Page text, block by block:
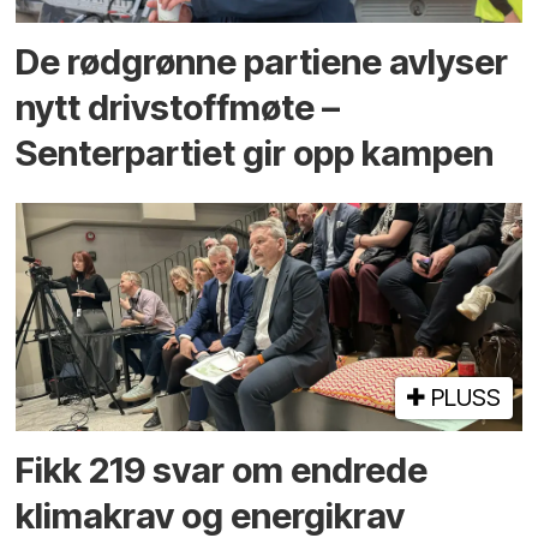
De rødgrønne partiene avlyser
nytt drivstoffmøte –
Senterpartiet gir opp kampen
PLUSS
Fikk 219 svar om endrede
klimakrav og energikrav